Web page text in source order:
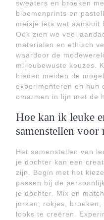
sweaters en broeken
bloemenprints en
meisje iets wat aansluit
Ook zien we veel
materialen en ethisch
waardoor de
milieubewuste keuzes.
bieden meiden de
experimenteren en hun
omarmen in lijn met de
Hoe kan ik leuke
samenstellen
Het samenstellen van
je dochter kan een
zijn. Begin met het
passen bij de
je dochter. Mix en
jurken, rokjes,
looks te creëren.